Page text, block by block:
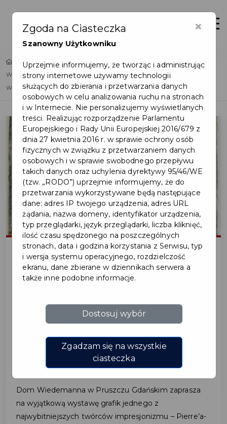
Zaloguj
Home
Lista aktualności
Wystawa litografii i akwafort Pierre’a-Auguste’a Renoira w Domu
Wiedemanna
2026-03-02
AKWAFORT PIERRE’A-
AUGUSTE’A RENOIRA W
DOMU WIEDEMANNA
Dom Wiedemanna w Pruszczu Gdańskim zaprasza
na wyjątkową wystawę grafik jednego z
najwybitniejszych twórców impresjonizmu – Pierre’a-
×
Zgoda na Ciasteczka
Szanowny Użytkowniku
Uprzejmie informujemy, że tworząc i administrując
strony internetowe używamy technologii
służących do zbierania i przetwarzania danych
osobowych w celu analizowania ruchu na stronach
i w Internecie. Nie personalizujemy wyświetlanych
treści. Realizując rozporządzenie Parlamentu
Europejskiego i Rady Unii Europejskiej 2016/679 z
dnia 27 kwietnia 2016 r. w sprawie ochrony osób
fizycznych w związku z przetwarzaniem danych
osobowych i w sprawie swobodnego przepływu
takich danych oraz uchylenia dyrektywy 95/46/WE
(tzw. „RODO”) uprzejmie informujemy, że do
przetwarzania wykorzystywane będą następujące
dane: adres IP twojego urządzenia, adres URL
żądania, nazwa domeny, identyfikator urządzenia,
typ przeglądarki, język przeglądarki, liczba kliknięć,
ilość czasu spędzonego na poszczególnych
stronach, data i godzina korzystania z Serwisu, typ
i wersja systemu operacyjnego, rozdzielczość
ekranu, dane zbierane w dziennikach serwera a
także inne podobne informacje.
Dostosuj wybór
Zgadzam się na wszystkie
ciasteczka